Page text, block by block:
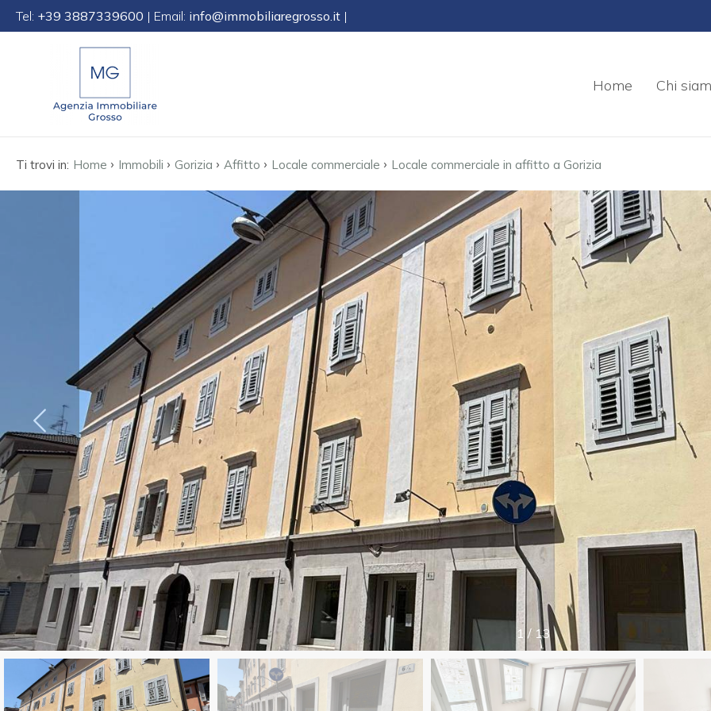
Tel: +39 3887339600 | Email: info@immobiliaregrosso.it |
Home Chi
Ti trovi in: Home › Immobili › Gorizia › Affitto › Locale commerciale › Locale commerciale in affitto a Gorizia
1 / 13
HOME
CONTATTI
Codice
Contratto
Qualsiasi
Provincia
Comune
Tipologia
-
multiscelta
Qualsiasi
Residenziali